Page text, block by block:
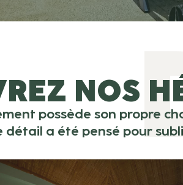
NOS
possède son propre
détail a été pensé pour